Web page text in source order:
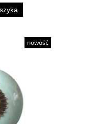
nowość